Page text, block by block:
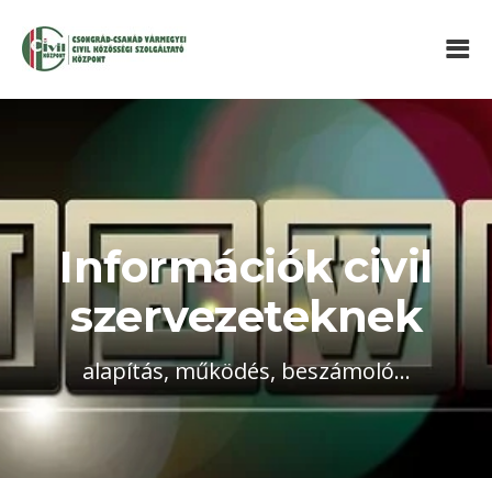
Információk civil
szervezeteknek
alapítás, működés, beszámoló...